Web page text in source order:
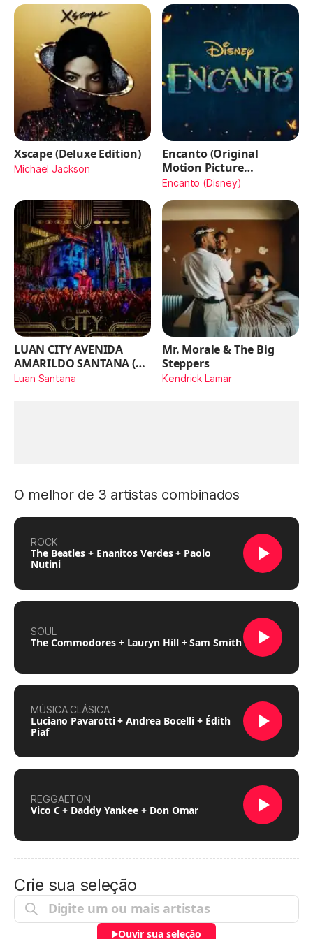
Xscape (Deluxe Edition)
Michael Jackson
Encanto (Original
Motion Picture
Soundtrack)
Encanto (Disney)
LUAN CITY AVENIDA
AMARILDO SANTANA (Ao
Vivo)
Luan Santana
Mr. Morale & The Big
Steppers
Kendrick Lamar
O melhor de 3 artistas combinados
ROCK
The Beatles + Enanitos Verdes + Paolo
Nutini
SOUL
The Commodores + Lauryn Hill + Sam Smith
MÚSICA CLÁSICA
Luciano Pavarotti + Andrea Bocelli + Édith
Piaf
REGGAETON
Vico C + Daddy Yankee + Don Omar
Crie sua seleção
Ouvir sua seleção